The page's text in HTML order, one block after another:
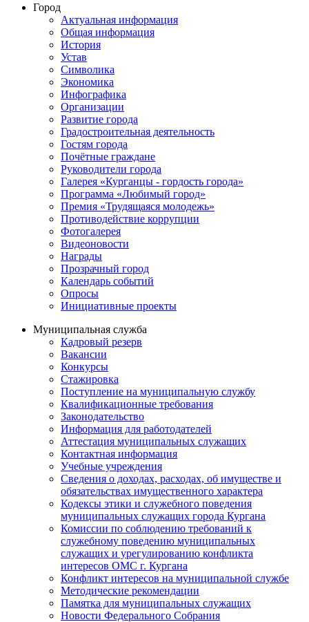
Город
Актуальная информация
Общая информация
История
Устав
Символика
Экономика
Инфографика
Организации
Развитие города
Градостроительная деятельность
Гостям города
Почётные граждане
Руководители города
Галерея «Курганцы - гордость города»
Программа «Любимый город»
Премия «Трудящаяся молодежь»
Противодействие коррупции
Фотогалерея
Видеоновости
Награды
Прозрачный город
Календарь событий
Опросы
Инициативные проекты
Муниципальная служба
Кадровый резерв
Вакансии
Конкурсы
Стажировка
Поступление на муниципальную службу
Квалификационные требования
Законодательство
Информация для работодателей
Аттестация муниципальных служащих
Контактная информация
Учебные учреждения
Сведения о доходах, расходах, об имуществе и
обязательствах имущественного характера
Кодексы этики и служебного поведения
муниципальных служащих города Кургана
Комиссии по соблюдению требований к
служебному поведению муниципальных
служащих и урегулированию конфликта
интересов ОМС г. Кургана
Конфликт интересов на муниципальной службе
Методические рекомендации
Памятка для муниципальных служащих
Новости Федерального Cобрания